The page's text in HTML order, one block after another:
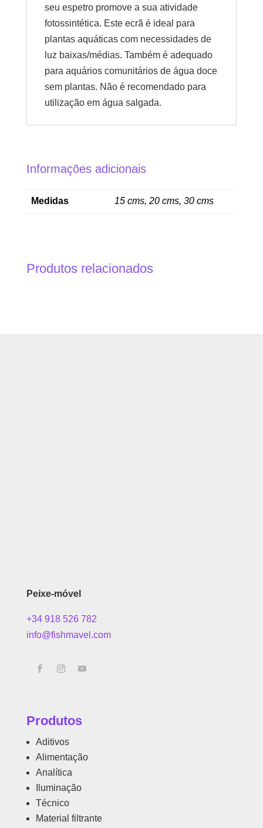
seu espetro promove a sua atividade
fotossintética. Este ecrã é ideal para
plantas aquáticas com necessidades de
luz baixas/médias. Também é adequado
para aquários comunitários de água doce
sem plantas. Não é recomendado para
utilização em água salgada.
Informações adicionais
Medidas 15 cms, 20 cms, 30 cms
Produtos relacionados
Peixe-móvel
+34 918 526 782
info@fishmavel.com
Produtos
Aditivos
Alimentação
Analítica
Iluminação
Técnico
Material filtrante